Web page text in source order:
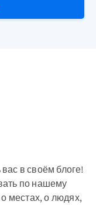
в своём блоге!
по нашему
местах, о людях,